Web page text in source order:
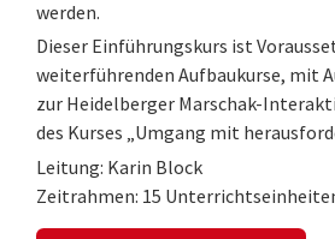
werden.
Dieser Einführungskurs ist
weiterführenden Aufbaukurse, mit
zur Heidelberger Marschak-
des Kurses „Umgang mit
Leitung: Karin Block
Zeitrahmen: 15